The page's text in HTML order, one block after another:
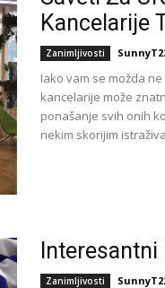
Kancelarije
Zanimljivosti
Iako vam se možda
kancelarije može
ponašanje svih onih
nekim skorijim
Zanimljivosti